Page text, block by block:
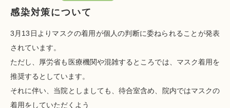
感染対策について
3月13日よりマスクの着用が個人の判断に委ねられることが発表
されています。
ただし、厚労省も医療機関や混雑するところでは、マスク着用を
推奨するとしています。
それに伴い、当院としましても、待合室含め、院内ではマスクの
着用をしていただくよう